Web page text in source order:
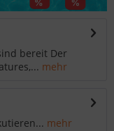
bereit Der
mehr
mehr